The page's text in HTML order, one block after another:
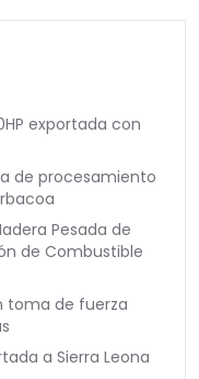
exportada con
de procesamiento
Pesada de
de Combustible
toma de fuerza
a Sierra Leona